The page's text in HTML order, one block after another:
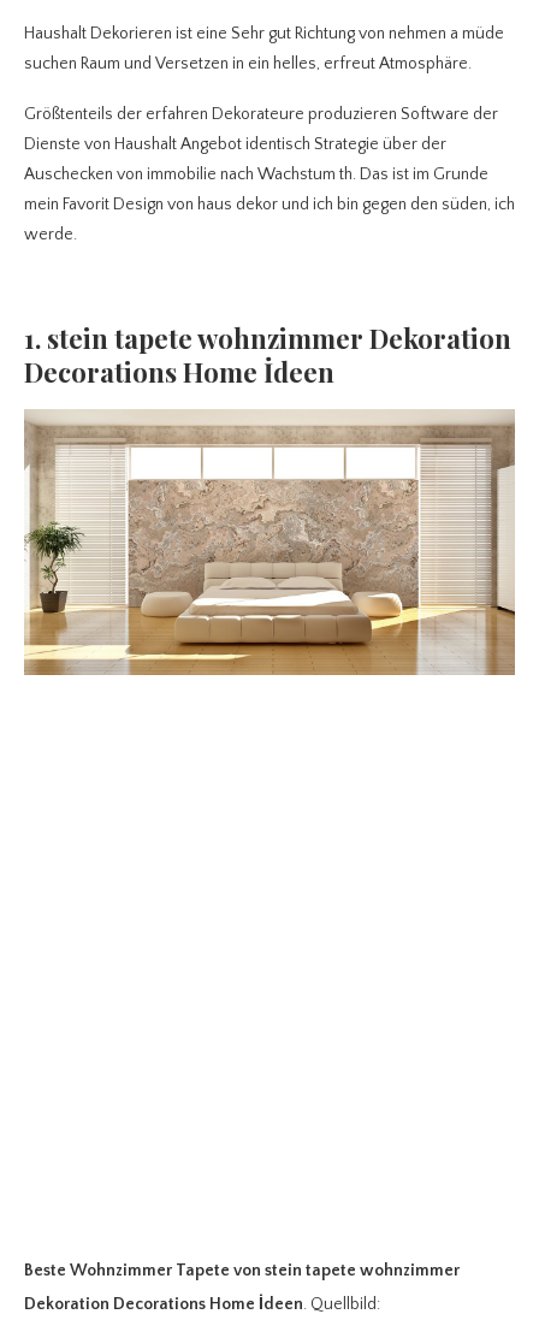
Haushalt Dekorieren ist eine Sehr gut Richtung von nehmen a müde
suchen Raum und Versetzen in ein helles, erfreut Atmosphäre.
Größtenteils der erfahren Dekorateure produzieren Software der
Dienste von Haushalt Angebot identisch Strategie über der
Auschecken von immobilie nach Wachstum th. Das ist im Grunde
mein Favorit Design von haus dekor und ich bin gegen den süden, ich
werde.
1. stein tapete wohnzimmer Dekoration
Decorations Home İdeen
Beste Wohnzimmer Tapete von stein tapete wohnzimmer
Dekoration Decorations Home İdeen. Quellbild: